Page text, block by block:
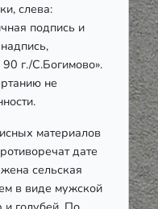
слева:
подпись и
г./С.Богимово».
не
материалов
дате
сельская
в виде мужской